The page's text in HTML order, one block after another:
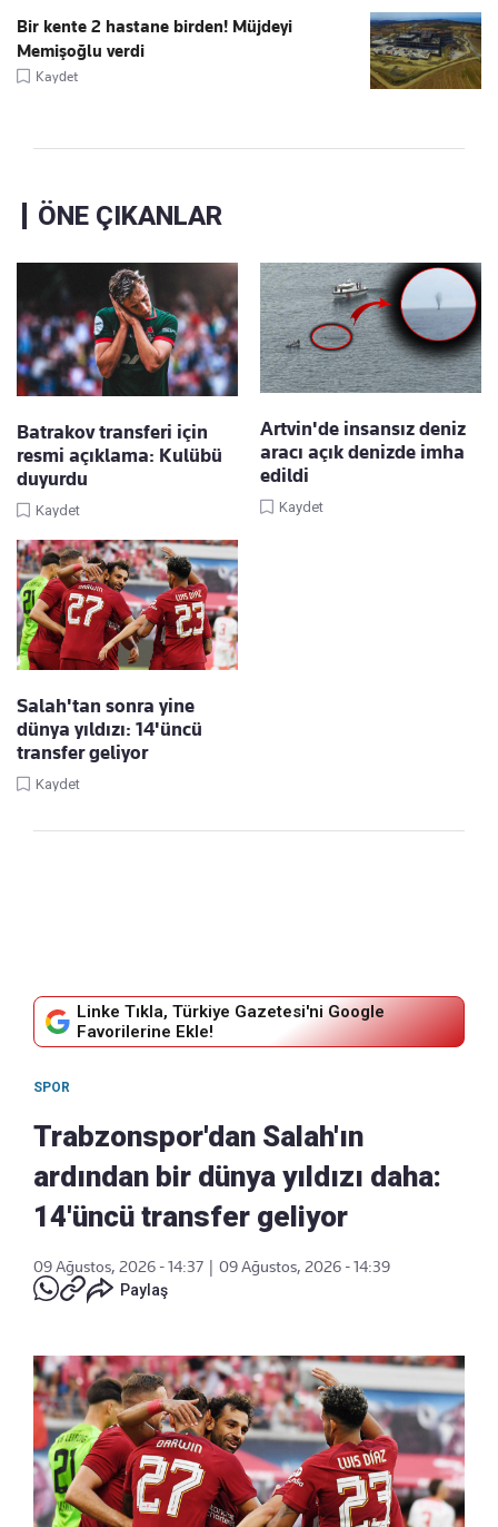
Bir kente 2 hastane birden! Müjdeyi
Memişoğlu verdi
Kaydet
ÖNE ÇIKANLAR
Batrakov transferi için
resmi açıklama: Kulübü
duyurdu
Kaydet
Artvin'de insansız deniz
aracı açık denizde imha
edildi
Kaydet
Salah'tan sonra yine
dünya yıldızı: 14'üncü
transfer geliyor
Kaydet
Linke Tıkla, Türkiye Gazetesi'ni Google
Favorilerine Ekle!
SPOR
Trabzonspor'dan Salah'ın
ardından bir dünya yıldızı daha:
14'üncü transfer geliyor
09 Ağustos, 2026 - 14:37
09 Ağustos, 2026 - 14:39
Paylaş